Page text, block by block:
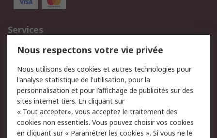
Services
750.000 produits
2.500 marques
Retours
Support technique
Track & trace
Legal
Politique de cookies
Sécurité des e-mails
Nous respectons votre vie privée
Nous utilisons des cookies et autres technologies pour
l'analyse statistique de l'utilisation, pour la
personnalisation et pour l’affichage de publicités sur des
sites internet tiers. En cliquant sur
« Tout accepter», vous acceptez le traitement des
cookies non essentiels. Vous pouvez choisir vos cookies
en cliquant sur « Paramétrer les cookies ». Si vous ne le